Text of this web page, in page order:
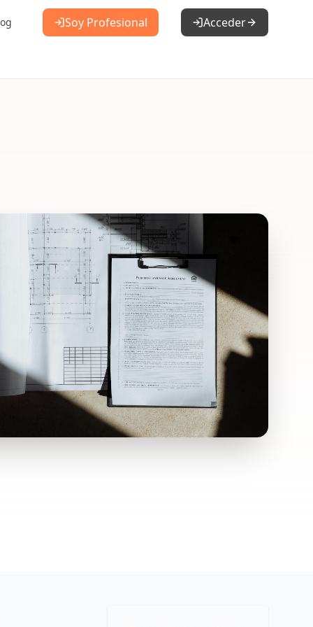
Soy Profesional Acceder